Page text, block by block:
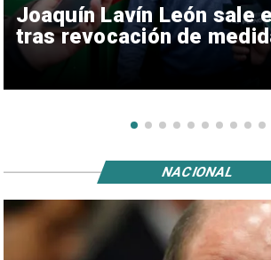
Joaquín Lavín León sale
tras revocación de
NACIONAL